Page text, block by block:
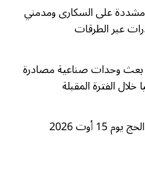
مشددة على السكارى ومدمني
عبر الطرقات
بعث وحدات صناعية مصادرة
خلال الفترة المقبلة
15 أوت 2026